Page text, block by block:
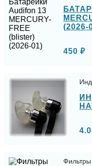
(2026-
450 ₽
Фильтры